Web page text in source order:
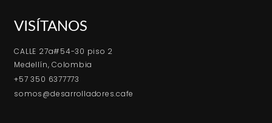
VISÍTANOS
CALLE 27a#54-30 piso 2
Medellín, Colombia
+57 350 6377773
somos@desarrolladores.cafe